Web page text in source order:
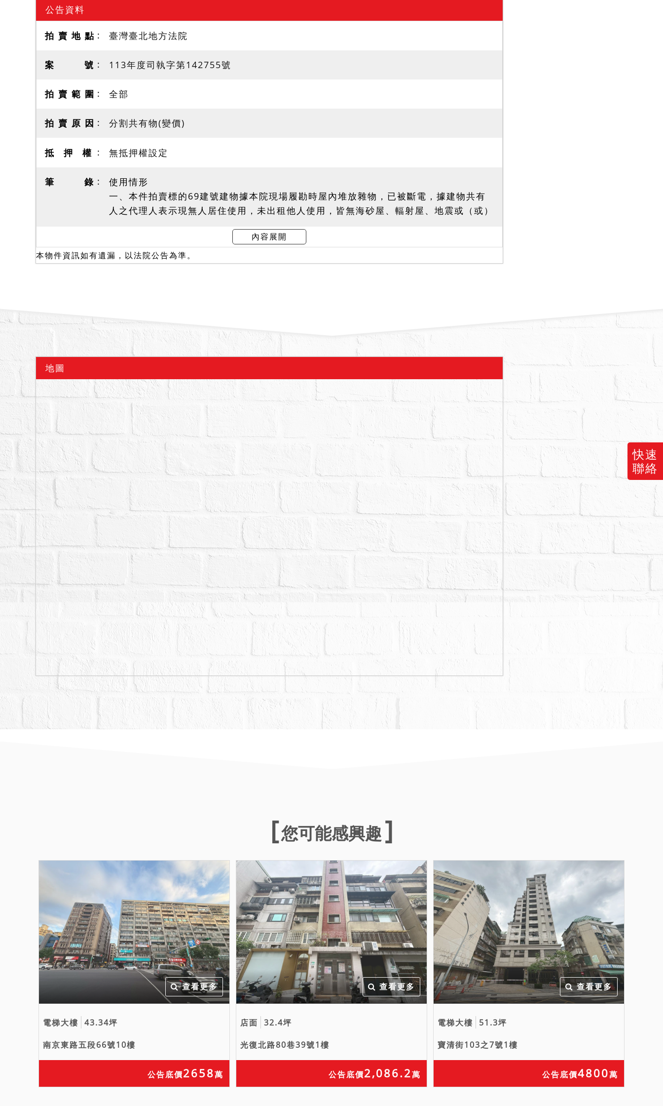
快速
聯絡
公告資料
拍 賣 地 點 臺灣臺北地方法院
案 號 113年度司執字第142755號
拍 賣 範 圍 全部
拍 賣 原 因 分割共有物(變價)
抵 押 權 無抵押權設定
筆 錄
使用情形
一、本件拍賣標的69建號建物據本院現場履勘時屋內堆放雜物，已被斷電，據建物共有
人之代理人表示現無人居住使用，未出租他人使用，皆無海砂屋、輻射屋、地震或（或）
681、682地號土地之使用分區均為第三種住宅區。
二、本件拍賣標的經向主管機關查詢有無海砂屋、輻射屋、地震或（或）火災受創及建物
內有非自然死亡等足以影響交易之特殊情事，經臺北市政府消防局113年12月4日北市消
揭公告區間；經臺北市政府警察局松山分局113年12月10日北市警松分刑字第
1133022134號函覆，經調閱本分局110報案資料，無非自然死亡報案紀錄；經臺北市建
築管理工程處113年12月5日北市都建使字第1136053505號函覆，非該處列管之海砂屋
布公告。依強制執行法第69條之規定，拍賣物買受人就物之瑕疵無擔保請求權，請應買
人自行查明，不得於拍定後主張。
三、本係變價分割共有物，依民法第824條第7項規定，除買受人為共有人外，共有人有
優先承買權，有二人以上行使優先承買權者，以抽籤定之。本件係拍賣建物所有權全部，
故拍定後點交。
一、上開不動產5宗合併拍賣，請投標人分別出價。
二、拍賣最低價額合計新台幣：25,876,000元，以總價最高者得標。
三、保證金新台幣：5,180,000元。
內容展開
本物件資訊如有遺漏，以法院公告為準。
地圖
您可能感興趣
查看更多
電梯大樓 43.34坪
南京東路五段66號10樓
公告底價2658萬
查看更多
店面 32.4坪
光復北路80巷39號1樓
公告底價2,086.2萬
查看更多
電梯大樓 51.3坪
寶清街103之7號1樓
公告底價4800萬